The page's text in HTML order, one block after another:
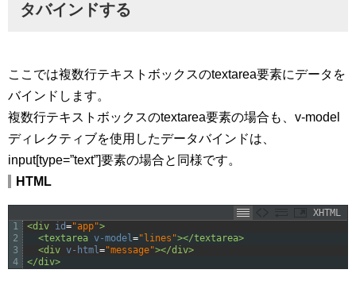
タバインドする
ここでは複数行テキストボックスのtextarea要素にデータを
バインドします。
複数行テキストボックスのtextarea要素の場合も、v-model
ディレクティブを使用したデータバインドは、
input[type=”text”]要素の場合と同様です。
HTML
XHTML
1
2
3
4
<div id="app">
<textarea v-model="lines"></textarea>
<div v-html="message"></div>
</div>